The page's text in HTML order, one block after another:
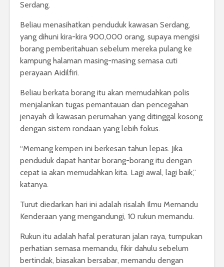
Serdang.
Beliau menasihatkan penduduk kawasan Serdang,
yang dihuni kira-kira 900,000 orang, supaya mengisi
borang pemberitahuan sebelum mereka pulang ke
kampung halaman masing-masing semasa cuti
perayaan Aidilfiri.
Beliau berkata borang itu akan memudahkan polis
menjalankan tugas pemantauan dan pencegahan
jenayah di kawasan perumahan yang ditinggal kosong
dengan sistem rondaan yang lebih fokus.
“Memang kempen ini berkesan tahun lepas. Jika
penduduk dapat hantar borang-borang itu dengan
cepat ia akan memudahkan kita. Lagi awal, lagi baik,”
katanya.
Turut diedarkan hari ini adalah risalah Ilmu Memandu
Kenderaan yang mengandungi, 10 rukun memandu.
Rukun itu adalah hafal peraturan jalan raya, tumpukan
perhatian semasa memandu, fikir dahulu sebelum
bertindak, biasakan bersabar, memandu dengan